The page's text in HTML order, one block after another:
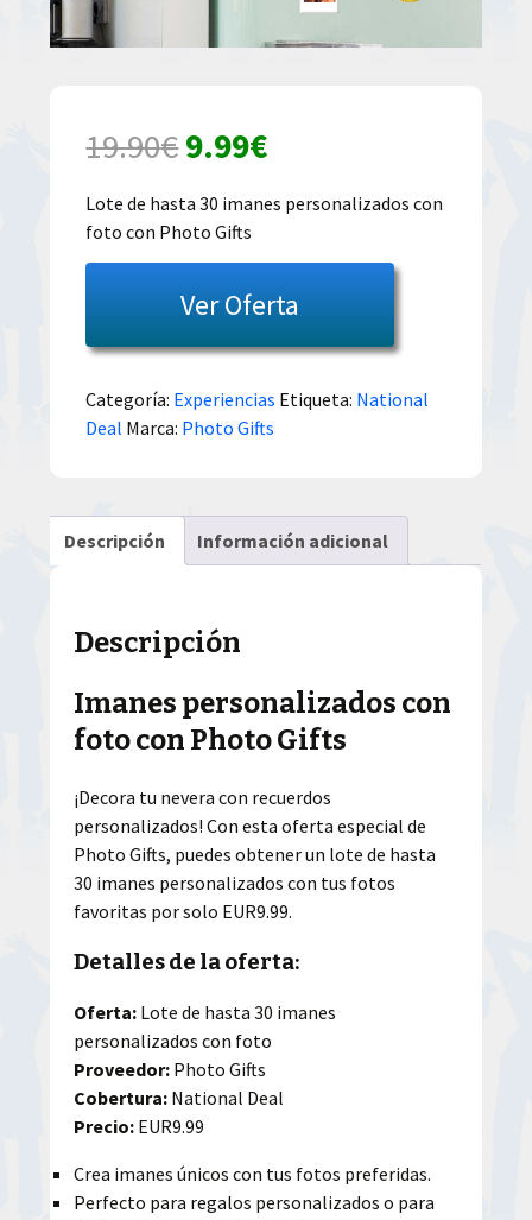
19.90€El
precio
original
era:
19.90€.
9.99€El
precio
es:
9.99€.
Lote de hasta 30 imanes personalizados con
foto con Photo Gifts
Ver Oferta
Categoría: Experiencias Etiqueta: National
Deal Marca: Photo Gifts
Descripción Información adicional
Descripción
Imanes personalizados con
foto con Photo Gifts
¡Decora tu nevera con recuerdos
personalizados! Con esta oferta especial de
Photo Gifts, puedes obtener un lote de hasta
30 imanes personalizados con tus fotos
favoritas por solo EUR9.99.
Detalles de la oferta:
Oferta: Lote de hasta 30 imanes
personalizados con foto
Proveedor: Photo Gifts
Cobertura: National Deal
Precio: EUR9.99
Crea imanes únicos con tus fotos preferidas.
Perfecto para regalos personalizados o para